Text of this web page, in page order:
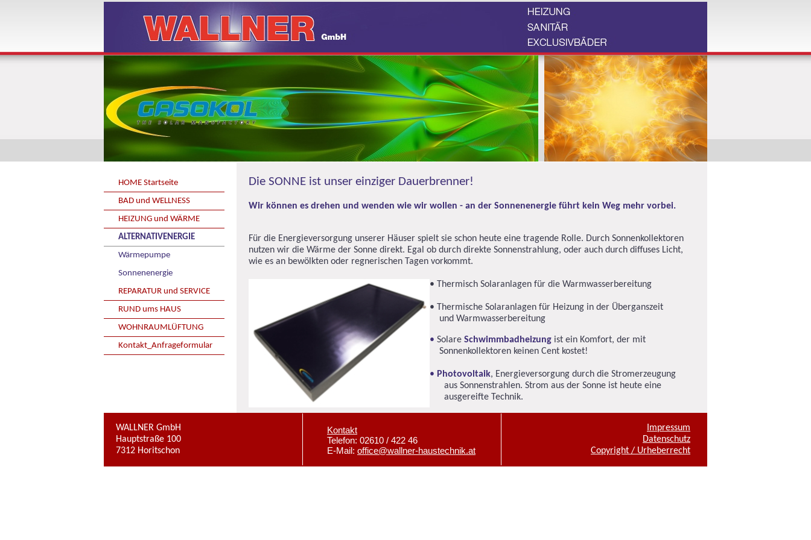
HOME Startseite
BAD und WELLNESS
HEIZUNG und WÄRME
ALTERNATIVENERGIE
Wärmepumpe
Sonnenenergie
REPARATUR und SERVICE
RUND ums HAUS
WOHNRAUMLÜFTUNG
Kontakt_Anfrageformular
Die SONNE ist unser einziger Dauerbrenner!
Wir können es drehen und wenden wie wir wollen - an der Sonnenenergie führt kein Weg mehr vorbei.
Für die Energieversorgung unserer Häuser spielt sie schon heute eine tragende Rolle. Durch Sonnenkollektoren
nutzen wir die Wärme der Sonne direkt. Egal ob durch direkte Sonnenstrahlung, oder auch durch diffuses Licht,
wie es an bewölkten oder regnerischen Tagen vorkommt.
• Thermisch Solaranlagen für die Warmwasserbereitung
• Thermische Solaranlagen für Heizung in der Überganszeit
und Warmwasserbereitung
• Solare Schwimmbadheizung ist ein Komfort, der mit
Sonnenkollektoren keinen Cent kostet!
• Photovoltaik, Energieversorgung durch die Stromerzeugung
aus Sonnenstrahlen. Strom aus der Sonne ist heute eine
ausgereifte Technik.
WALLNER GmbH
Hauptstraße 100
7312 Horitschon
Kontakt
Telefon: 02610 / 422 46
E-Mail: office@wallner-haustechnik.at
Impressum
Datenschutz
Copyright / Urheberrecht